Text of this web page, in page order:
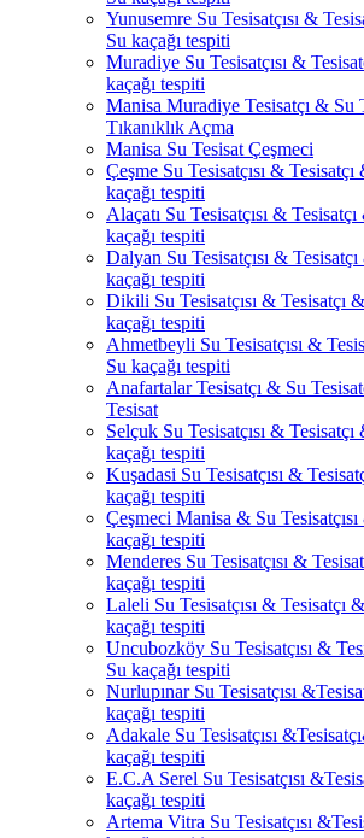
Yunusemre Su Tesisatçısı &
Su kaçağı tespiti
Muradiye Su Tesisatçısı &
kaçağı tespiti
Manisa Muradiye Tesisatçı & Su
Tıkanıklık Açma
Manisa Su Tesisat Çeşmeci
Çeşme Su Tesisatçısı &
kaçağı tespiti
Alaçatı Su Tesisatçısı &
kaçağı tespiti
Dalyan Su Tesisatçısı &
kaçağı tespiti
Dikili Su Tesisatçısı & Tesisatçı
kaçağı tespiti
Ahmetbeyli Su Tesisatçısı &
Su kaçağı tespiti
Anafartalar Tesisatçı & Su
Tesisat
Selçuk Su Tesisatçısı &
kaçağı tespiti
Kuşadasi Su Tesisatçısı &
kaçağı tespiti
Çeşmeci Manisa & Su
kaçağı tespiti
Menderes Su Tesisatçısı &
kaçağı tespiti
Laleli Su Tesisatçısı & Tesisatçı
kaçağı tespiti
Uncubozköy Su Tesisatçısı &
Su kaçağı tespiti
Nurlupınar Su Tesisatçısı
kaçağı tespiti
Adakale Su Tesisatçısı
kaçağı tespiti
E.C.A Serel Su Tesisatçısı
kaçağı tespiti
Artema Vitra Su Tesisatçısı